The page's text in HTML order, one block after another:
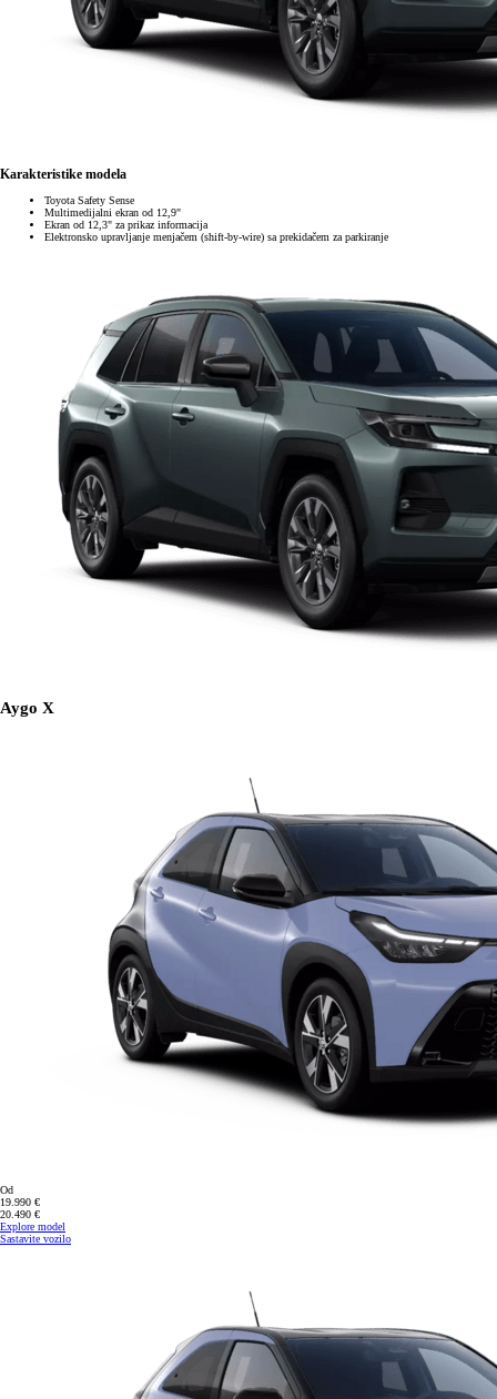
Karakteristike modela
Toyota Safety Sense
Multimedijalni ekran od 12,9"
Ekran od 12,3" za prikaz informacija
Elektronsko upravljanje menjačem (shift-by-wire) sa prekidačem za parkiranje
Aygo X
Od
19.990 €
20.490 €
Explore model
Sastavite vozilo